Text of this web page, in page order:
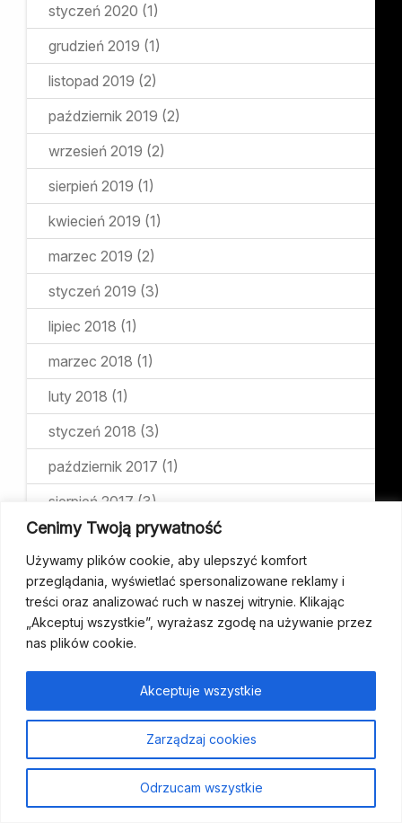
Cenimy Twoją prywatność
Używamy plików cookie, aby ulepszyć komfort
przeglądania, wyświetlać spersonalizowane reklamy i
treści oraz analizować ruch w naszej witrynie. Klikając
„Akceptuj wszystkie”, wyrażasz zgodę na używanie przez
nas plików cookie.
Zarządzaj cookies
Odrzucam wszystkie
Akceptuje wszystkie
styczeń 2020 (1)
grudzień 2019 (1)
listopad 2019 (2)
październik 2019 (2)
wrzesień 2019 (2)
sierpień 2019 (1)
kwiecień 2019 (1)
marzec 2019 (2)
styczeń 2019 (3)
lipiec 2018 (1)
marzec 2018 (1)
luty 2018 (1)
styczeń 2018 (3)
październik 2017 (1)
sierpień 2017 (3)
KATEGORIE
Dla osób wspierających
Dla Pacjentów
Dzieci
Grupa wsparcia